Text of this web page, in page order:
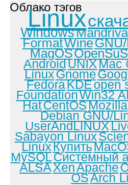
Облако тэгов
Linux
WindowsMandriva
FormatWine
MagOS
AndroidUNIXMac
LinuxGnome
FedoraKDEopen
FoundationWin32
HatCentOSMozilla
Debian GNU/
UserAndLINUX
Sabayon Linux
LinuxКупить
MySQLСистемный
ALSAXenApache
OSArch